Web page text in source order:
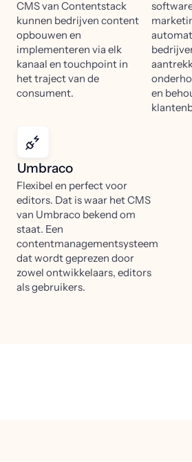
CMS van Contentstack
kunnen bedrijven content
opbouwen en
implementeren via elk
kanaal en touchpoint in
het traject van de
consument.
en
Umbraco
Flexibel en perfect voor
editors. Dat is waar het CMS
van Umbraco bekend om
staat. Een
contentmanagementsysteem
dat wordt geprezen door
zowel ontwikkelaars, editors
als gebruikers.